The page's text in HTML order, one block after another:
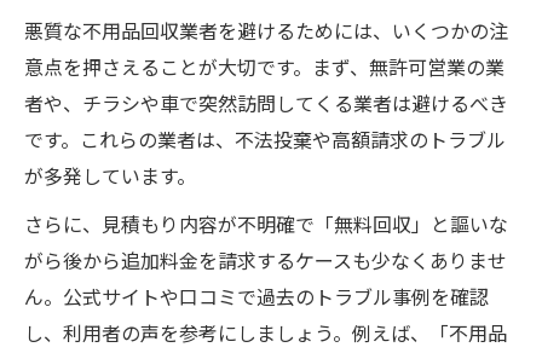
悪質な不用品回収業者を避けるためには、いくつかの注
意点を押さえることが大切です。まず、無許可営業の業
者や、チラシや車で突然訪問してくる業者は避けるべき
です。これらの業者は、不法投棄や高額請求のトラブル
が多発しています。
さらに、見積もり内容が不明確で「無料回収」と謳いな
がら後から追加料金を請求するケースも少なくありませ
ん。公式サイトや口コミで過去のトラブル事例を確認
し、利用者の声を参考にしましょう。例えば、「不用品